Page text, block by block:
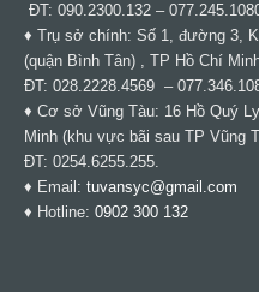
ĐT: 090.2300.132 –
♦ Trụ sở chính: Số 1, đường 3,
(quận Bình Tân) , TP Hồ Chí
ĐT: 028.2228.4569 –
♦ Cơ sở Vũng Tàu: 16 Hồ Quý
Minh (khu vực bãi sau TP Vũng
ĐT: 0254.6255.255.
♦ Email: tuvansyc@gmail.com
♦ Hotline: 0902 300 132